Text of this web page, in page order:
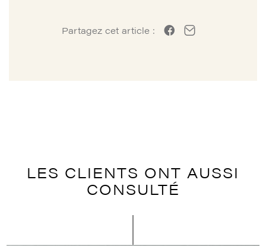
DAME
Partagez cet article :
LES CLIENTS ONT AUSSI
CONSULTÉ